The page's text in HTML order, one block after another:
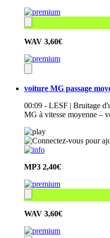
WAV 3,60€
voiture MG passage
00:09 - LESF | Bruitage
MG à vitesse moyenne –
MP3 2,40€
WAV 3,60€